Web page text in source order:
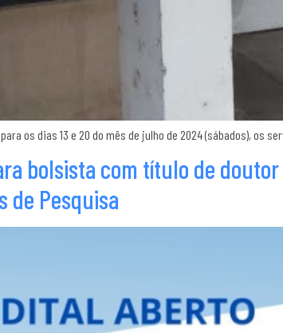
os dias 13 e 20 do mês de julho de 2024 (sábados),
bolsista com título de
de Pesquisa